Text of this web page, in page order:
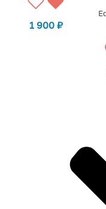
1 900 ₽